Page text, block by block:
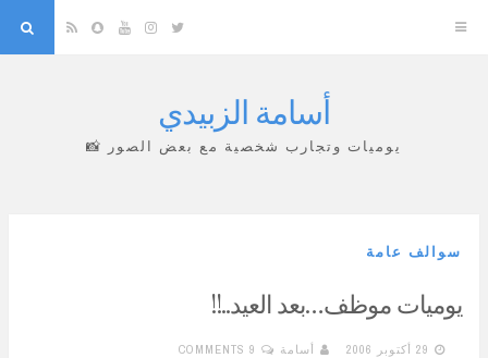
Twitter
Instagram
YouTube
Snapchat
RSS
أسامة الزبيدي
يوميات وتجارب شخصية مع بعض الصور 📸
سوالف عامة
يوميات موظف…بعد العيد..!!
29 أكتوبر 2006 أسامة 9 COMMENTS